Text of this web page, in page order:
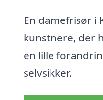
En damefrisør i
kunstnere, der
en lille
selvsikker.